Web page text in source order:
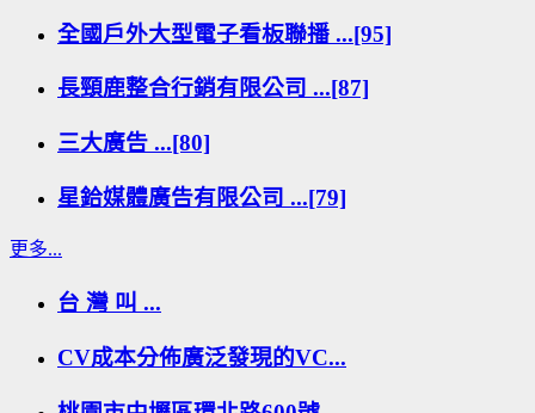
全國戶外大型電子看板聯播 ...[95]
長頸鹿整合行銷有限公司 ...[87]
三大廣告 ...[80]
星鉿媒體廣告有限公司 ...[79]
更多...
台 灣 叫 ...
CV成本分佈廣泛發現的VC...